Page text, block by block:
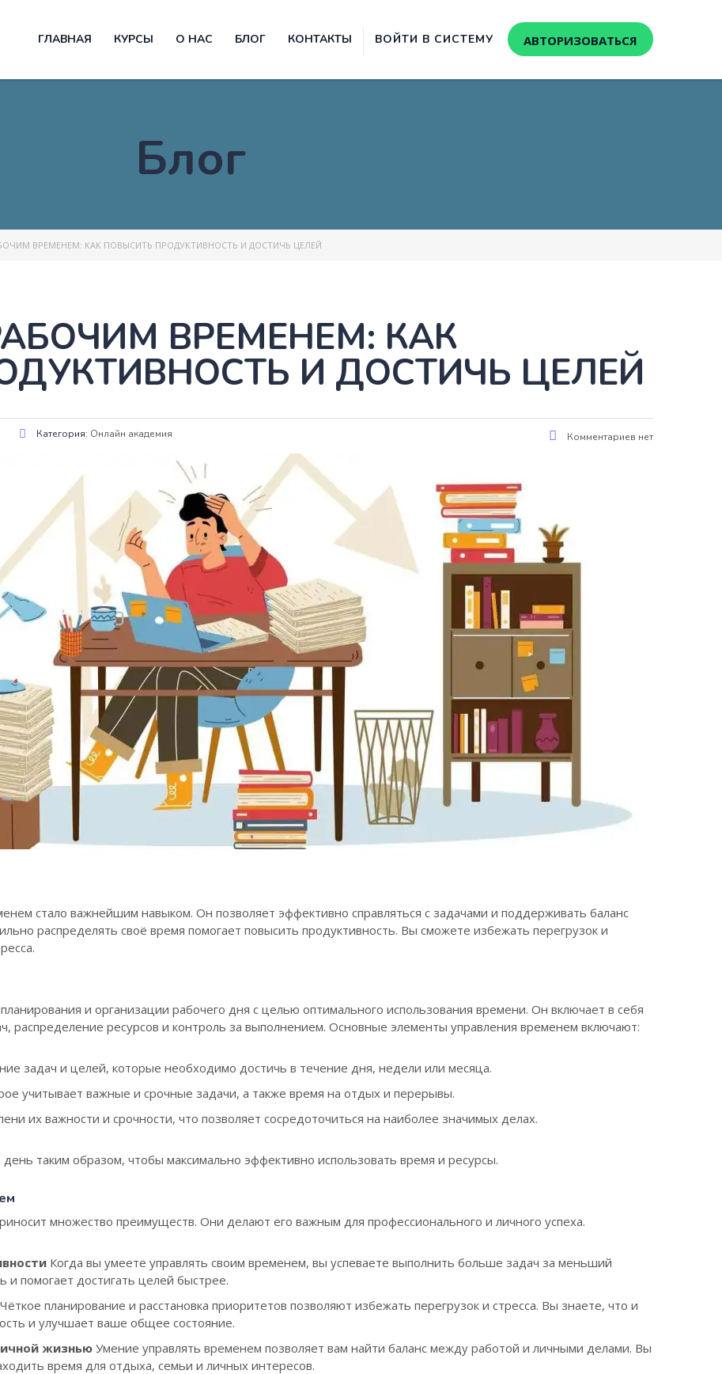
ВОЙТИ В СИСТЕМУ АВТОРИЗОВАТЬСЯ
ГЛАВНАЯ КУРСЫ О НАС БЛОГ КОНТАКТЫ
Блог
ВРЕМЕНЕМ: КАК ПОВЫСИТЬ ПРОДУКТИВНОСТЬ И ДОСТИЧЬ ЦЕЛЕЙ
ВРЕМЕНЕМ: КАК
И ДОСТИЧЬ ЦЕЛЕЙ
Категория: Онлайн академия Комментариев нет
стало важнейшим навыком. Он позволяет эффективно справляться с задачами и поддерживать баланс
распределять своё время помогает повысить продуктивность. Вы сможете избежать перегрузок и
и организации рабочего дня с целью оптимального использования времени. Он включает в себя
распределение ресурсов и контроль за выполнением. Основные элементы управления временем включают:
задач и целей, которые необходимо достичь в течение дня, недели или месяца.
учитывает важные и срочные задачи, а также время на отдых и перерывы.
их важности и срочности, что позволяет сосредоточиться на наиболее значимых делах.
таким образом, чтобы максимально эффективно использовать время и ресурсы.
множество преимуществ. Они делают его важным для профессионального и личного успеха.
Когда вы умеете управлять своим временем, вы успеваете выполнить больше задач за меньший
помогает достигать целей быстрее.
Чёткое планирование и расстановка приоритетов позволяют избежать перегрузок и стресса. Вы знаете, что и
и улучшает ваше общее состояние.
жизнью Умение управлять временем позволяет вам найти баланс между работой и личными делами. Вы
время для отдыха, семьи и личных интересов.